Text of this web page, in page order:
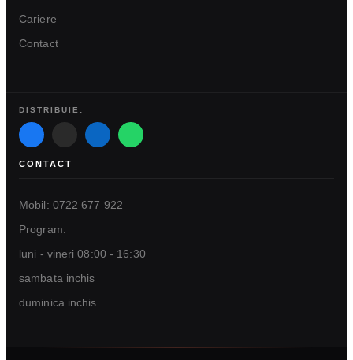
Cariere
Contact
DISTRIBUIE:
CONTACT
Mobil: 0722 677 922
Program:
luni - vineri 08:00 - 16:30
sambata inchis
duminica inchis